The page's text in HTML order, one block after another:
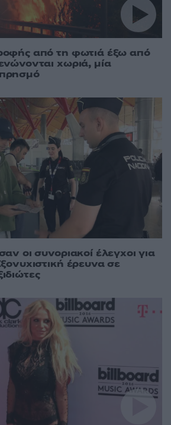
από τη φωτιά έξω από
χωριά, μία
οι συνοριακοί έλεγχοι για
έρευνα σε